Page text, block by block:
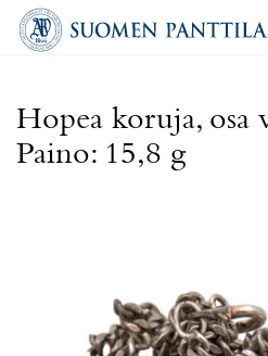
Hopea koruja, osa
Paino: 15,8 g